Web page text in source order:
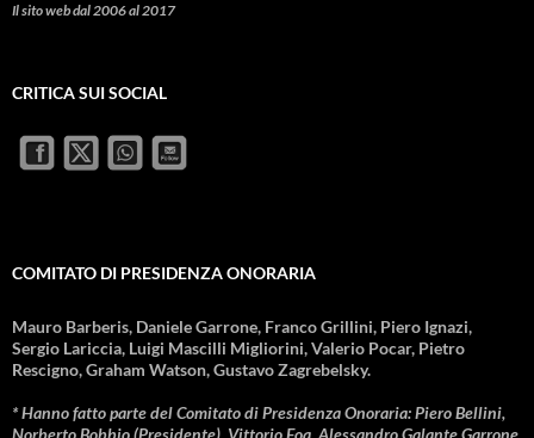
Il sito web dal 2006 al 2017
CRITICA SUI SOCIAL
COMITATO DI PRESIDENZA ONORARIA
Mauro Barberis, Daniele Garrone, Franco Grillini, Piero Ignazi,
Sergio Lariccia, Luigi Mascilli Migliorini, Valerio Pocar, Pietro
Rescigno, Graham Watson, Gustavo Zagrebelsky.
* Hanno fatto parte del Comitato di Presidenza Onoraria: Piero Bellini,